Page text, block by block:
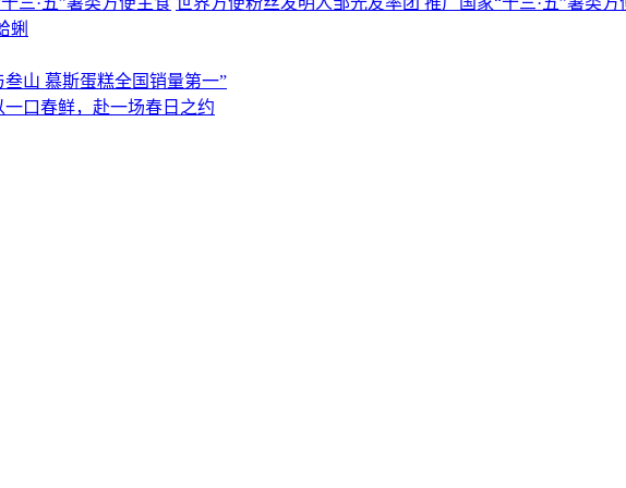
蜊
山 慕斯蛋糕全国销量第一”
口春鲜，赴一场春日之约